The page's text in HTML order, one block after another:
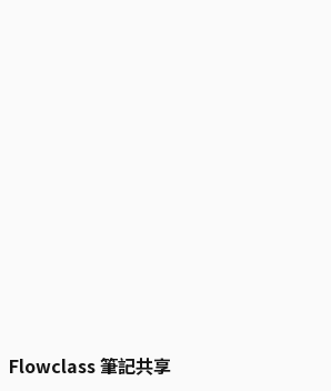
Flowclass 筆記共享